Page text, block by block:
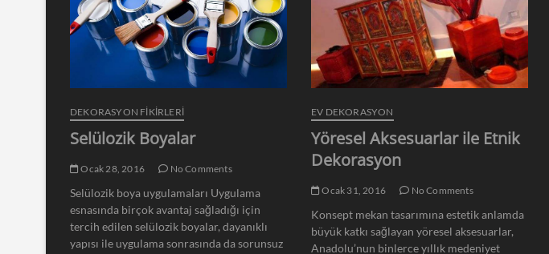
DEKORASYON FİKİRLERİ
Selülozik Boyalar
Ocak 28, 2016 No Comments
Selülozik boya uygulamaları Uygulama
esnasında birçok avantaj sağladığı için
tercih edilen selülozik boyalar, dayanıklı
yapısı ile uygulama sonrasında da sorunsuz
EV DEKORASYON
Yöresel Aksesuarlar ile Etnik
Dekorasyon
Ocak 31, 2016 No Comments
Konsept mekan tasarımına estetik anlamda
büyük katkı sağlayan yöresel aksesuarlar,
Anadolu’nun binlerce yıllık medeniyet